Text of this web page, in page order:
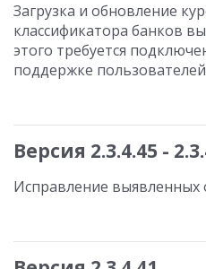
Загрузка и обновление
классификатора банков
этого требуется
поддержке
Версия 2.3.4.45 -
Исправление выявленных